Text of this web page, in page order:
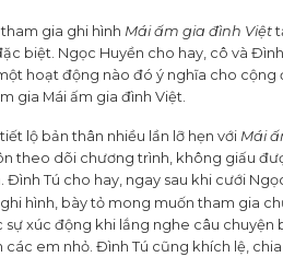
gia ghi hình Mái ấm gia đình Việt
biệt. Ngọc Huyền cho hay, cô và
hoạt động nào đó ý nghĩa cho
gia Mái ấm gia đình Việt.
lộ bản thân nhiều lần lỡ hẹn với Mái
theo dõi chương trình, không giấu
Đình Tú cho hay, ngay sau khi cưới
hình, bày tỏ mong muốn tham gia
xúc động khi lắng nghe câu
các em nhỏ. Đình Tú cũng khích lệ,